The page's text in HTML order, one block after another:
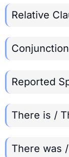
Relative
Reported
There is /
There was